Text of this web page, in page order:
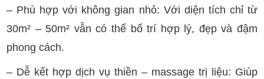
– Phù hợp với không gian nhỏ: Với diện tích chỉ từ
30m² – 50m² vẫn có thể bố trí hợp lý, đẹp và đậm
phong cách.
– Dễ kết hợp dịch vụ thiền – massage trị liệu: Giúp